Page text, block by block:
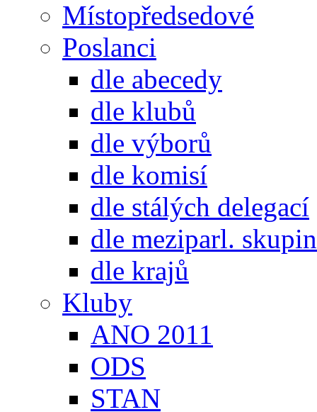
Místopředsedové
Poslanci
dle abecedy
dle klubů
dle výborů
dle komisí
dle stálých delegací
dle meziparl. skupin
dle krajů
Kluby
ANO 2011
ODS
STAN